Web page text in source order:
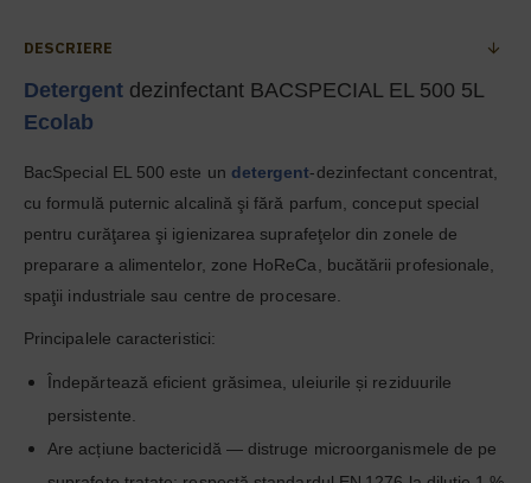
DESCRIERE
Detergent dezinfectant BACSPECIAL EL 500 5L
Ecolab
BacSpecial EL 500 este un detergent‑dezinfectant concentrat,
cu formulă puternic alcalină şi fără parfum, conceput special
pentru curăţarea şi igienizarea suprafeţelor din zonele de
preparare a alimentelor, zone HoReCa, bucătării profesionale,
spaţii industriale sau centre de procesare.
Principalele caracteristici:
Îndepărtează eficient grăsimea, uleiurile și reziduurile
persistente.
Are acțiune bactericidă — distruge microorganismele de pe